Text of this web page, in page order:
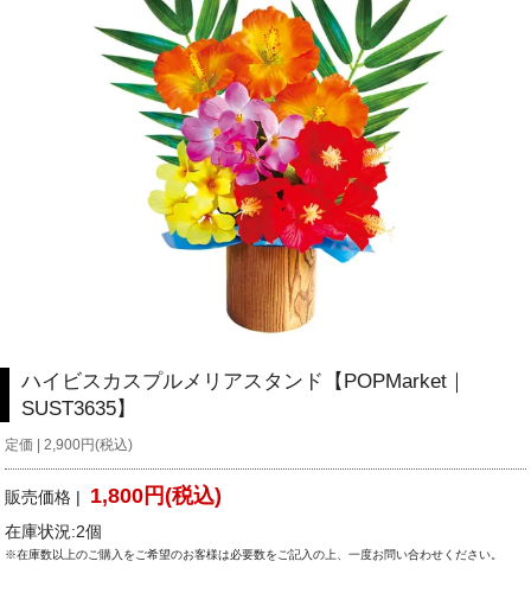
ハイビスカスプルメリアスタンド【POPMarket｜
SUST3635】
定価 | 2,900円(税込)
販売価格 | 1,800円(税込)
在庫状況:2個
※在庫数以上のご購入をご希望のお客様は必要数をご記入の上、一度お問い合わせください。